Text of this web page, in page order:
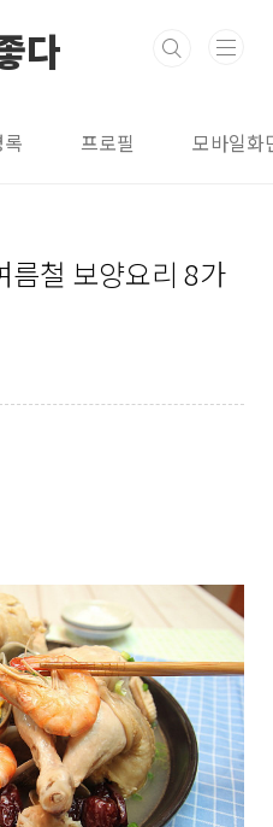
다
프로필 모바일화
름철 보양요리 8가